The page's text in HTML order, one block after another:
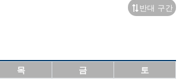
반대 구간
목 금
토